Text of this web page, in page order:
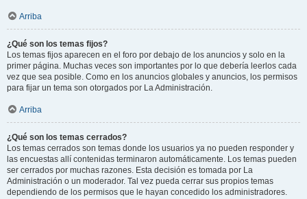
Arriba
¿Qué son los temas fijos?
Los temas fijos aparecen en el foro por debajo de los anuncios y solo en la
primer página. Muchas veces son importantes por lo que debería leerlos cada
vez que sea posible. Como en los anuncios globales y anuncios, los permisos
para fijar un tema son otorgados por La Administración.
Arriba
¿Qué son los temas cerrados?
Los temas cerrados son temas donde los usuarios ya no pueden responder y
las encuestas allí contenidas terminaron automáticamente. Los temas pueden
ser cerrados por muchas razones. Esta decisión es tomada por La
Administración o un moderador. Tal vez pueda cerrar sus propios temas
dependiendo de los permisos que le hayan concedido los administradores.